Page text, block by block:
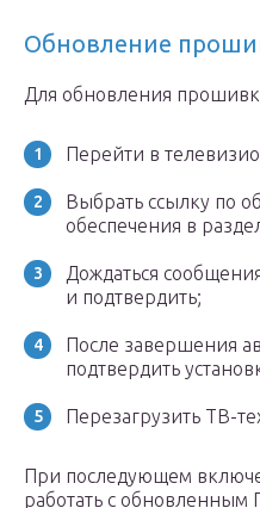
Обновление
Для обновления
Перейти в
Выбрать ссылку по
обеспечения в
Дождаться
и подтвердить;
После завершения
подтвердить
Перезагрузить ТВ-
При последующем
работать с обновленным